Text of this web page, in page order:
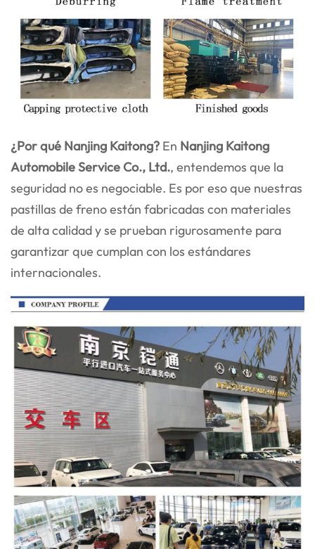
¿Por qué Nanjing Kaitong? En Nanjing Kaitong
Automobile Service Co., Ltd., entendemos que la
seguridad no es negociable. Es por eso que nuestras
pastillas de freno están fabricadas con materiales
de alta calidad y se prueban rigurosamente para
garantizar que cumplan con los estándares
internacionales.